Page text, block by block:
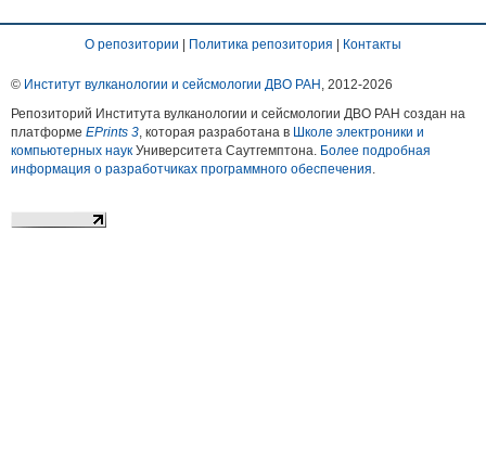
О репозитории Политика репозитория Контакты
© Институт вулканологии и сейсмологии ДВО РАН , 2012-2026
Репозиторий Института вулканологии и сейсмологии ДВО РАН создан на
платформе EPrints 3, которая разработана в Школе электроники и
компьютерных наук Университета Саутгемптона. Более подробная
информация о разработчиках программного обеспечения.